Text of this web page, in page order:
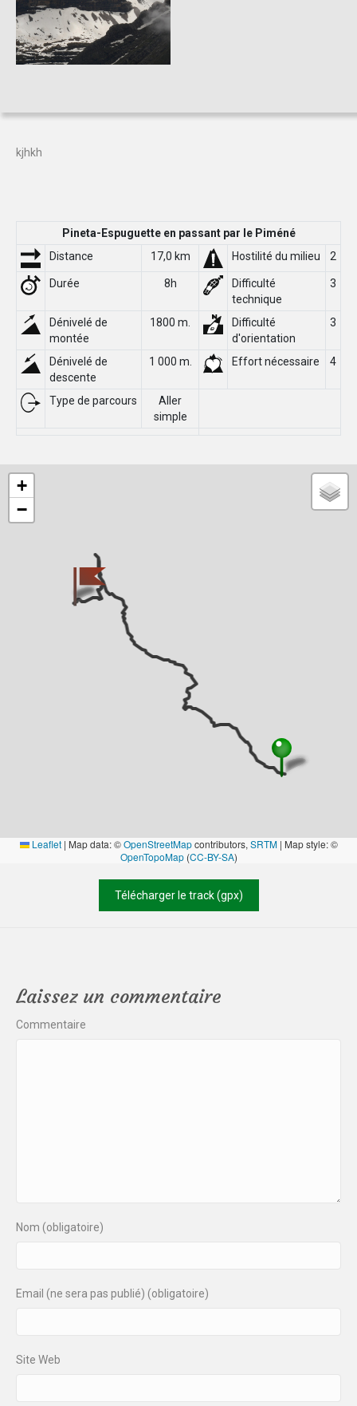
kjhkh
Pineta-Espuguette en passant par le Piméné
Distance
17,0 km Hostilité du milieu 2
Durée 8h
Difficulté
technique
3
Dénivelé de
montée
1800 m.
Difficulté
d'orientation
3
Dénivelé de
descente
1 000 m. Effort nécessaire 4
Type de parcours
Aller
simple
+
−
Leaflet | Map data: ©OpenStreetMapcontributors, SRTM| Map style: ©
OpenTopoMap(CC-BY-SA)
Télécharger le track (gpx)
Laissez un commentaire
Commentaire
Nom (obligatoire)
Email (ne sera pas publié) (obligatoire)
Site Web